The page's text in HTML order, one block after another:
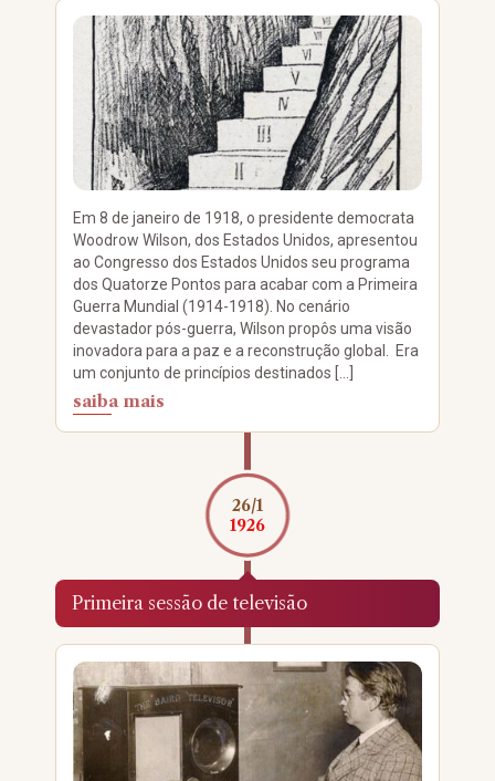
Em 8 de janeiro de 1918, o presidente democrata
Woodrow Wilson, dos Estados Unidos, apresentou
ao Congresso dos Estados Unidos seu programa
dos Quatorze Pontos para acabar com a Primeira
Guerra Mundial (1914-1918). No cenário
devastador pós-guerra, Wilson propôs uma visão
inovadora para a paz e a reconstrução global. Era
um conjunto de princípios destinados […]
saiba mais
Primeira sessão de televisão
26/1
1926